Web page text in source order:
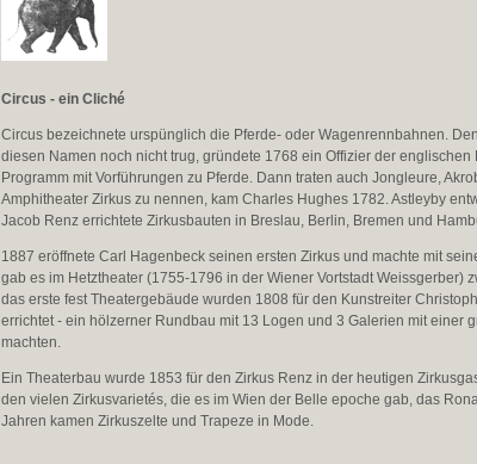
Circus - ein Cliché
Circus bezeichnete urspünglich die Pferde- oder Wagenrennbahnen.
diesen Namen noch nicht trug, gründete 1768 ein Offizier der
Programm mit Vorführungen zu Pferde. Dann traten auch Jongleure,
Amphitheater Zirkus zu nennen, kam Charles Hughes 1782. Astleyby
Jacob Renz errichtete Zirkusbauten in Breslau, Berlin, Bremen und
1887 eröffnete Carl Hagenbeck seinen ersten Zirkus und machte mit
gab es im Hetztheater (1755-1796 in der Wiener Vortstadt Weissgerber)
das erste fest Theatergebäude wurden 1808 für den Kunstreiter
errichtet - ein hölzerner Rundbau mit 13 Logen und 3 Galerien mit einer
machten.
Ein Theaterbau wurde 1853 für den Zirkus Renz in der heutigen
den vielen Zirkusvarietés, die es im Wien der Belle epoche gab, das
Jahren kamen Zirkuszelte und Trapeze in Mode.